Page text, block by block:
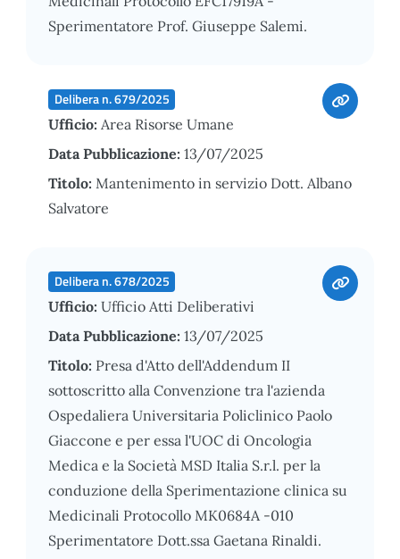
Sperimentatore Prof. Giuseppe Salemi.
Delibera n. 679/2025
Ufficio: Area Risorse Umane
Data Pubblicazione: 13/07/2025
Titolo: Mantenimento in servizio Dott. Albano
Salvatore
Delibera n. 678/2025
Ufficio: Ufficio Atti Deliberativi
Data Pubblicazione: 13/07/2025
Titolo: Presa d'Atto dell'Addendum II
sottoscritto alla Convenzione tra l'azienda
Ospedaliera Universitaria Policlinico Paolo
Giaccone e per essa l'UOC di Oncologia
Medica e la Società MSD Italia S.r.l. per la
conduzione della Sperimentazione clinica su
Medicinali Protocollo MK0684A -010
Sperimentatore Dott.ssa Gaetana Rinaldi.